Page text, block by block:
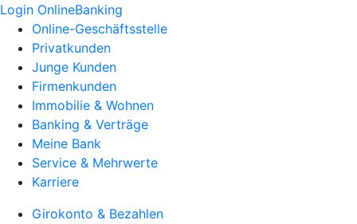
Login OnlineBanking
Online-Geschäftsstelle
Privatkunden
Junge Kunden
Firmenkunden
Immobilie & Wohnen
Banking & Verträge
Meine Bank
Service & Mehrwerte
Karriere
Girokonto & Bezahlen